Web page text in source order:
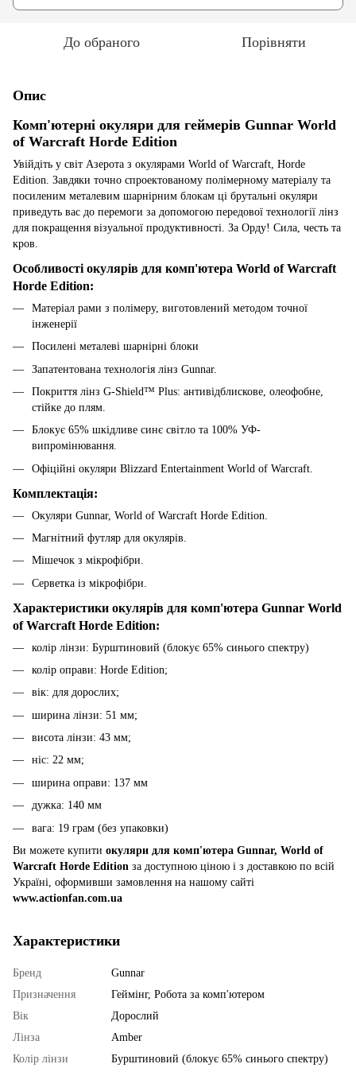
До обраного Порівняти
Опис
Комп'ютерні окуляри для геймерів Gunnar World
of Warcraft Horde Edition
Увійдіть у світ Азерота з окулярами World of Warcraft, Horde
Edition. Завдяки точно спроектованому полімерному матеріалу та
посиленим металевим шарнірним блокам ці брутальні окуляри
приведуть вас до перемоги за допомогою передової технології лінз
для покращення візуальної продуктивності. За Орду! Сила, честь та
кров.
Особливості окулярів для комп'ютера World of Warcraft
Horde Edition:
Матеріал рами з полімеру, виготовлений методом точної
інженерії
Посилені металеві шарнірні блоки
Запатентована технологія лінз Gunnar.
Покриття лінз G-Shield™ Plus: антивідблискове, олеофобне,
стійке до плям.
Блокує 65% шкідливе синє світло та 100% УФ-
випромінювання.
Офіційні окуляри Blizzard Entertainment World of Warcraft.
Комплектація:
Окуляри Gunnar, World of Warcraft Horde Edition.
Магнітний футляр для окулярів.
Мішечок з мікрофібри.
Серветка із мікрофібри.
Характеристики окулярів для комп'ютера Gunnar World
of Warcraft Horde Edition:
колір лінзи: Бурштиновий (блокує 65% синього спектру)
колір оправи: Horde Edition;
вік: для дорослих;
ширина лінзи: 51 мм;
висота лінзи: 43 мм;
ніс: 22 мм;
ширина оправи: 137 мм
дужка: 140 мм
вага: 19 грам (без упаковки)
Ви можете купити окуляри для комп'ютера Gunnar, World of
Warcraft Horde Edition за доступною ціною і з доставкою по всій
Україні, оформивши замовлення на нашому сайті
www.actionfan.com.ua
Характеристики
Бренд
Gunnar
Призначення
Геймінг, Робота за комп'ютером
Вік
Дорослий
Лінза
Amber
Колір лінзи
Бурштиновий (блокує 65% синього спектру)